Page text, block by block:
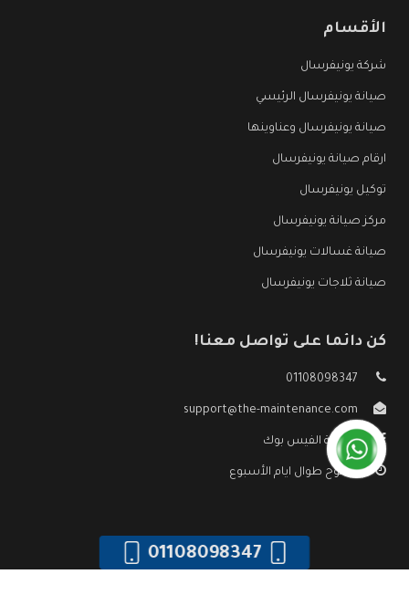
الأقسام
شركة يونيفرسال
صيانة يونيفرسال الرئيسي
صيانة يونيفرسال وعناوينها
ارقام صيانة يونيفرسال
توكيل يونيفرسال
مركز صيانة يونيفرسال
صيانة غسالات يونيفرسال
صيانة ثلاجات يونيفرسال
كن دائما على تواصل معنا!
01108098347
support@the-maintenance.com
صفحة الفيس بوك
مفتوح طوال ايام الأسبوع
01108098347